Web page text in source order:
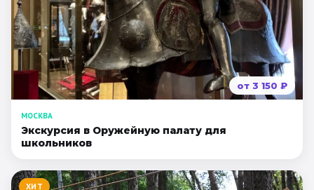
от 3 150 ₽
МОСКВА
Экскурсия в Оружейную палату для
школьников
ХИТ